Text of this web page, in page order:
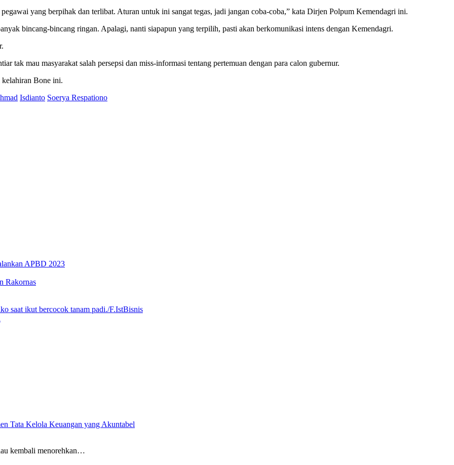
yang berpihak dan terlibat. Aturan untuk ini sangat tegas, jadi jangan coba-coba,” kata Dirjen Polpum Kemendagri ini.
bincang-bincang ringan. Apalagi, nanti siapapun yang terpilih, pasti akan berkomunikasi intens dengan Kemendagri.
tak mau masyarakat salah persepsi dan miss-informasi tentang pertemuan dengan para calon gubernur.
kelahiran Bone ini.
Isdianto Soerya Respationo
APBD 2023
Rakornas
Bisnis
Tata Kelola Keuangan yang Akuntabel
kembali menorehkan…